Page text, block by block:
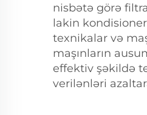
nisbətə görə
lakin
texnikalar və
maşınların
effektiv şəkildə
verilənləri